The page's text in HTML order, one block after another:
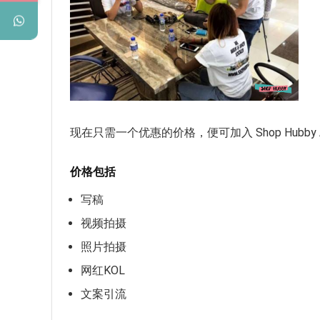
现在只需一个优惠的价格，便可加入 Shop Hubby
价格包括
写稿
视频拍摄
照片拍摄
网红KOL
文案引流